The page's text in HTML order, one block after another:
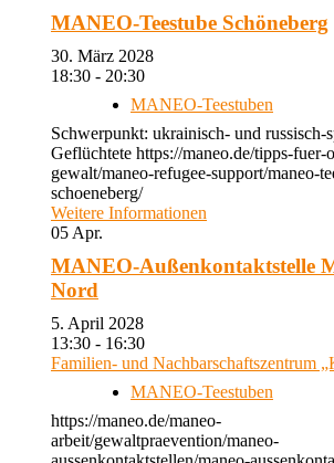
MANEO-Teestube Schöneberg
30. März 2028
18:30 - 20:30
MANEO-Teestuben
Schwerpunkt: ukrainisch- und russisch-
Geflüchtete https://maneo.de/tipps-fuer-
gewalt/maneo-refugee-support/maneo-
schoeneberg/
Weitere Informationen
05 Apr.
MANEO-Außenkontaktstelle
Nord
5. April 2028
13:30 - 16:30
Familien- und Nachbarschaftszentrum
MANEO-Teestuben
https://maneo.de/maneo-
arbeit/gewaltpraevention/maneo-